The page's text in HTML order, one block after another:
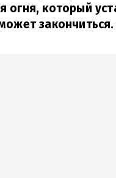
огня, который
закончиться.